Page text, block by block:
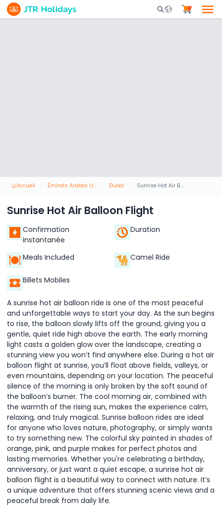
Mobile Search
Accueil Émirats Arabes Unis Dubaï Sunrise Hot Air Balloon Flight
Sunrise Hot Air Balloon Flight
Confirmation
instantanée
Duration
Meals Included Camel Ride
Billets Mobiles
A sunrise hot air balloon ride is one of the most peaceful
and unforgettable ways to start your day. As the sun begins
to rise, the balloon slowly lifts off the ground, giving you a
gentle, quiet ride high above the earth. The early morning
light casts a golden glow over the landscape, creating a
stunning view you won’t find anywhere else. During a hot air
balloon flight at sunrise, you’ll float above fields, valleys, or
even mountains, depending on your location. The peaceful
silence of the morning is only broken by the soft sound of
the balloon’s burner. The cool morning air, combined with
the warmth of the rising sun, makes the experience calm,
relaxing, and truly magical. Sunrise balloon rides are ideal
for anyone who loves nature, photography, or simply wants
to try something new. The colorful sky painted in shades of
orange, pink, and purple makes for perfect photos and
lasting memories. Whether you're celebrating a birthday,
anniversary, or just want a quiet escape, a sunrise hot air
balloon flight is a beautiful way to connect with nature. It’s
a unique adventure that offers stunning scenic views and a
peaceful break from daily life.